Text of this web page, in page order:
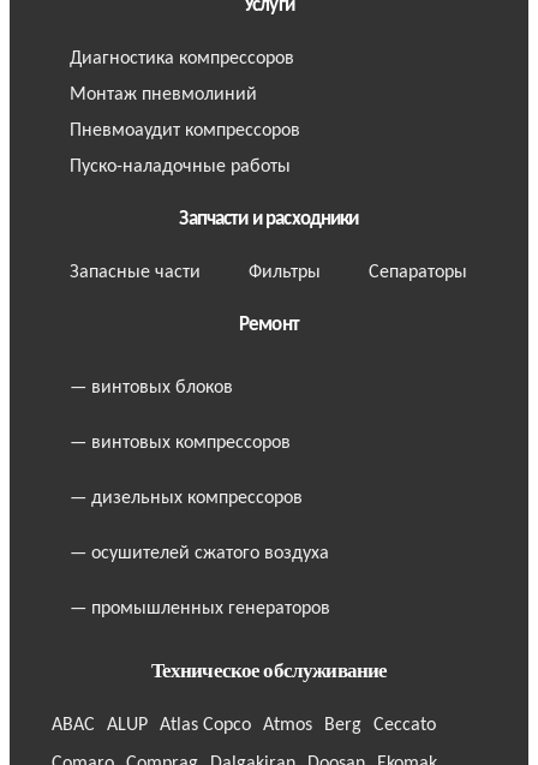
Услуги
Диагностика компрессоров
Монтаж пневмолиний
Пневмоаудит компрессоров
Пуско-наладочные работы
Запчасти и расходники
Запасные части Фильтры Сепараторы
Ремонт
— винтовых блоков
— винтовых компрессоров
— дизельных компрессоров
— осушителей сжатого воздуха
— промышленных генераторов
Техническое обслуживание
ABAC ALUP Atlas Copco Atmos Berg
Ceccato